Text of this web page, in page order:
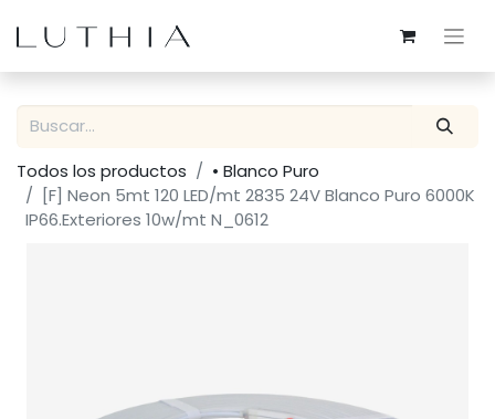
Todos los productos
• Blanco Puro
[F] Neon 5mt 120 LED/mt 2835 24V Blanco Puro 6000K
IP66.Exteriores 10w/mt N_0612